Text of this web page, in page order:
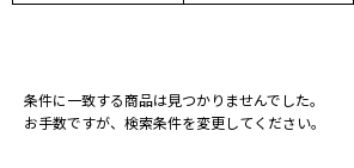
条件に一致する商品は見つかりませんでした。
お手数ですが、検索条件を変更してください。